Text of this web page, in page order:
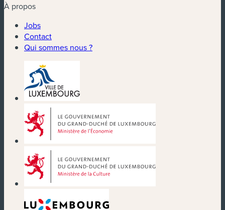
À propos
Jobs
Contact
Qui sommes nous ?